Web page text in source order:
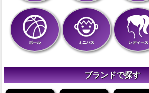
ボール ミニバス レディース
ブランドで探す